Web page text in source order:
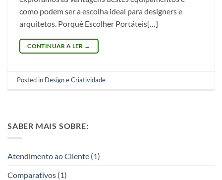
como podem ser a escolha ideal para designers e
arquitetos. Porquê Escolher Portáteis[…]
CONTINUAR A LER →
Posted in Design e Criatividade
SABER MAIS SOBRE:
Atendimento ao Cliente (1)
Comparativos (1)